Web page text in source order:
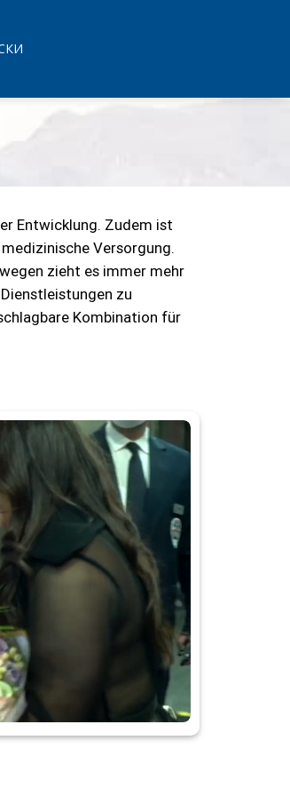
Entwicklung. Zudem ist
Versorgung.
zieht es immer mehr
zu
Kombination für